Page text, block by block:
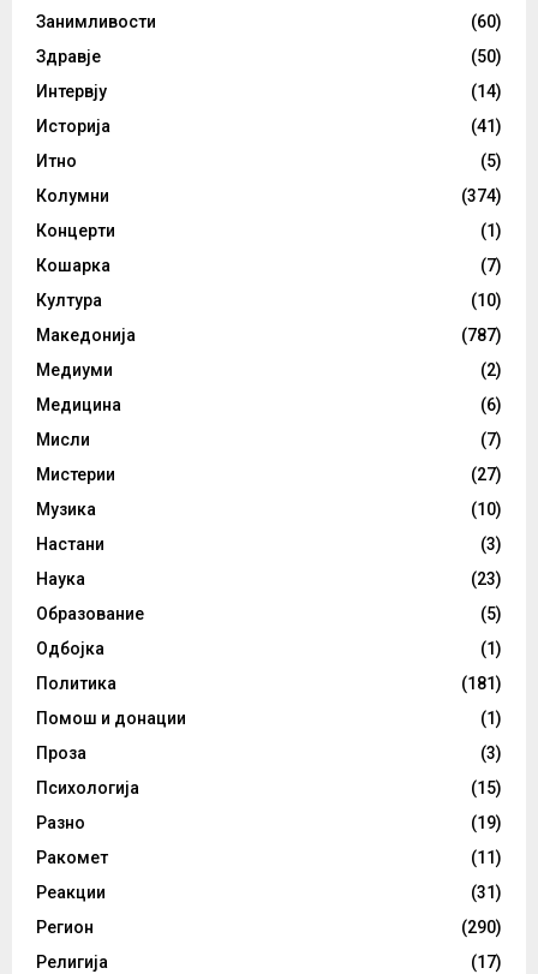
Занимливости
(60)
Здравје
(50)
Интервју
(14)
Историја
(41)
Итно
(5)
Колумни
(374)
Концерти
(1)
Кошарка
(7)
Култура
(10)
Македонија
(787)
Медиуми
(2)
Медицина
(6)
Мисли
(7)
Мистерии
(27)
Музика
(10)
Настани
(3)
Наука
(23)
Образование
(5)
Одбојка
(1)
Политика
(181)
Помош и донации
(1)
Проза
(3)
Психологија
(15)
Разно
(19)
Ракомет
(11)
Реакции
(31)
Регион
(290)
Религија
(17)